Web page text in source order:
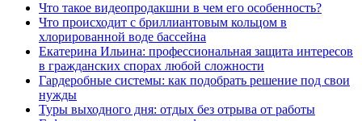
Что такое видеопродакшни в чем его особенность?
Что происходит с бриллиантовым кольцом в
хлорированной воде бассейна
Екатерина Ильина: профессиональная защита интересов
в гражданских спорах любой сложности
Гардеробные системы: как подобрать решение под свои
нужды
Туры выходного дня: отдых без отрыва от работы